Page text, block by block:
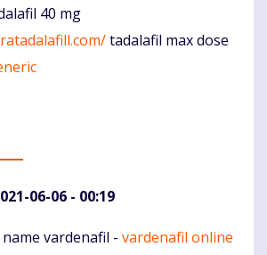
40 mg
tadalafil max dose
06-06 - 00:19
vardenafil - vardenafil online